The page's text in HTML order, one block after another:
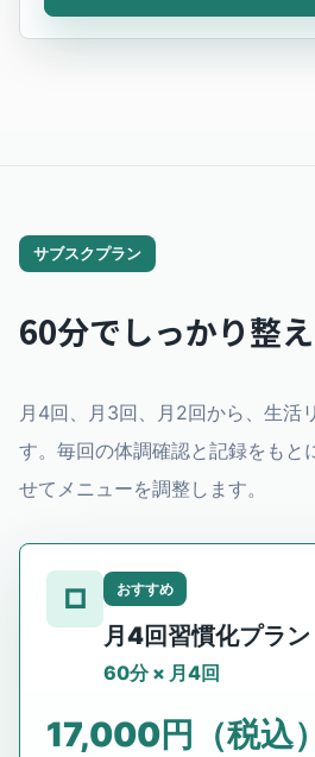
サブスクプラン
60分でしっかり整
月4回、月3回、月2回から、生活
す。毎回の体調確認と記録をもと
せてメニューを調整します。
□ おすすめ
月4回習慣化プラン
60分 × 月4回
17,000円（税込）